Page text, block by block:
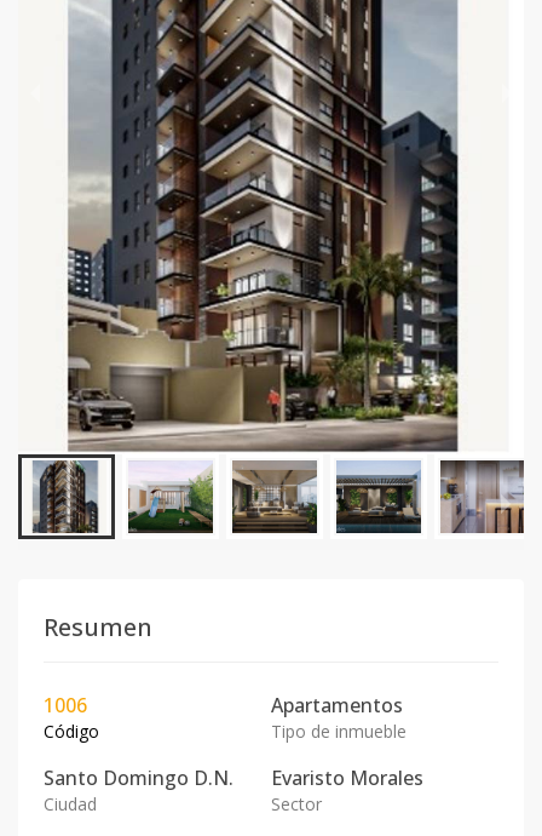
Resumen
1006
Código
Apartamentos
Tipo de inmueble
Santo Domingo D.N.
Ciudad
Evaristo Morales
Sector